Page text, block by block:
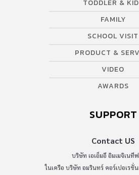
TODDLER &
FAMILY
SCHOOL VISIT
PRODUCT &
VIDEO
AWARDS
SUPPORT
Contact US
บริษัท เอเอ็มอี อิมเมจิเนที
ในเครือ บริษัท อมรินทร์ คอร์เปอเรชั่